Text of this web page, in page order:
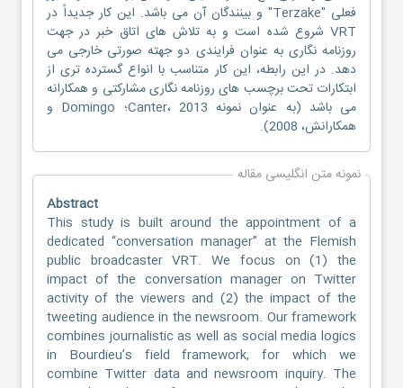
فعلی "Terzake" و بینندگان آن می باشد. این کار جدیداً در
VRT شروع شده است و به تلاش های اتاق خبر در جهت
روزنامه نگاری به عنوان فرایندی دو جهته صورتی خارجی می
دهد. در این رابطه، این کار متناسب با انواع گسترده تری از
ابتکارات تحت برچسب های روزنامه نگاری مشارکتی و همکارانه
می باشد (به عنوان نمونه Canter، 2013؛ Domingo و
همکارانش، 2008).
نمونه متن انگلیسی مقاله
Abstract
This study is built around the appointment of a
dedicated “conversation manager” at the Flemish
public broadcaster VRT. We focus on (1) the
impact of the conversation manager on Twitter
activity of the viewers and (2) the impact of the
tweeting audience in the newsroom. Our framework
combines journalistic as well as social media logics
in Bourdieu’s field framework, for which we
combine Twitter data and newsroom inquiry. The